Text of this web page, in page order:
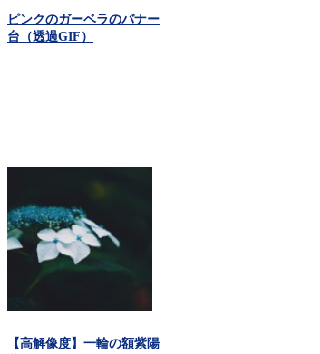
ピンクのガーベラのバナー
台（透過GIF）
【高解像度】一輪の額紫陽